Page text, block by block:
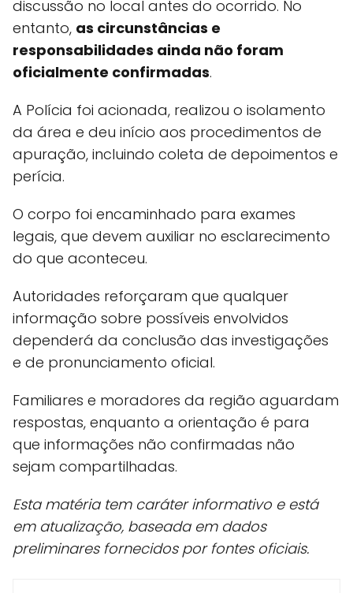
discussão no local antes do ocorrido. No
entanto, as circunstâncias e
responsabilidades ainda não foram
oficialmente confirmadas.
A Polícia foi acionada, realizou o isolamento
da área e deu início aos procedimentos de
apuração, incluindo coleta de depoimentos e
perícia.
O corpo foi encaminhado para exames
legais, que devem auxiliar no esclarecimento
do que aconteceu.
Autoridades reforçaram que qualquer
informação sobre possíveis envolvidos
dependerá da conclusão das investigações
e de pronunciamento oficial.
Familiares e moradores da região aguardam
respostas, enquanto a orientação é para
que informações não confirmadas não
sejam compartilhadas.
Esta matéria tem caráter informativo e está
em atualização, baseada em dados
preliminares fornecidos por fontes oficiais.